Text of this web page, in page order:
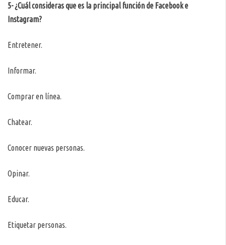
5- ¿Cuál consideras que es la principal función de Facebook e
Instagram?
Entretener.
Informar.
Comprar en línea.
Chatear.
Conocer nuevas personas.
Opinar.
Educar.
Etiquetar personas.